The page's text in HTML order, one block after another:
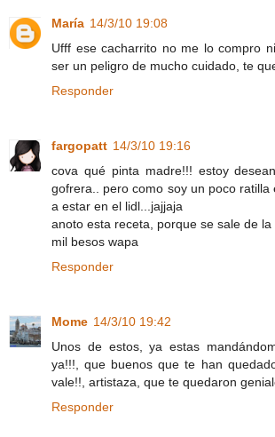
María 14/3/10 19:08
Ufff ese cacharrito no me lo compro
ser un peligro de mucho cuidado, te
Responder
fargopatt 14/3/10 19:16
cova qué pinta madre!!! estoy
gofrera.. pero como soy un poco ratilla
a estar en el lidl...jajjaja
anoto esta receta, porque se sale de la
mil besos wapa
Responder
Mome 14/3/10 19:42
Unos de estos, ya estas
ya!!!, que buenos que te han
vale!!, artistaza, que te quedaron
Responder